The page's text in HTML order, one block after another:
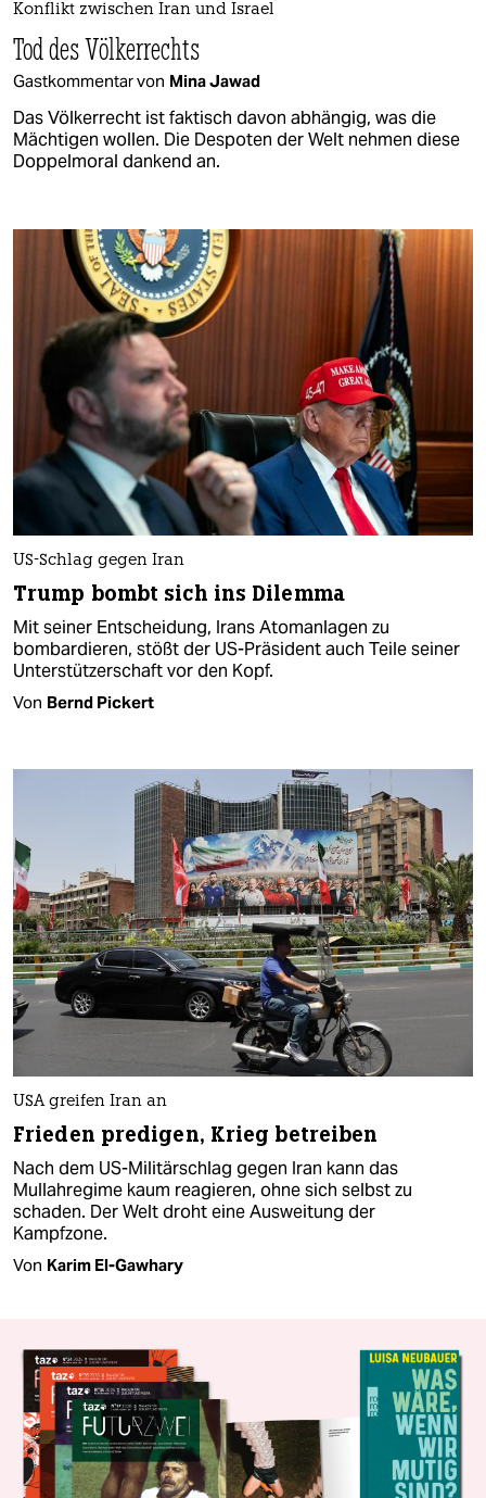
Konflikt zwischen Iran und Israel
Tod des Völkerrechts
Gastkommentar von Mina Jawad
Das Völkerrecht ist faktisch davon abhängig, was die
Mächtigen wollen. Die Despoten der Welt nehmen diese
Doppelmoral dankend an.
US-Schlag gegen Iran
Trump bombt sich ins Dilemma
Mit seiner Entscheidung, Irans Atomanlagen zu
bombardieren, stößt der US-Präsident auch Teile seiner
Unterstützerschaft vor den Kopf.
Von Bernd Pickert
USA greifen Iran an
Frieden predigen, Krieg betreiben
Nach dem US-Militärschlag gegen Iran kann das
Mullahregime kaum reagieren, ohne sich selbst zu
schaden. Der Welt droht eine Ausweitung der
Kampfzone.
Von Karim El-Gawhary